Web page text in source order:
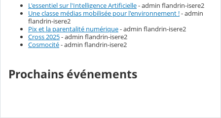
L'essentiel sur l'Intelligence Artificielle- admin flandrin-isere2
Une classe médias mobilisée pour l'environnement !- admin
flandrin-isere2
Pix et la parentalité numérique- admin flandrin-isere2
Cross 2025- admin flandrin-isere2
Cosmocité- admin flandrin-isere2
Prochains événements